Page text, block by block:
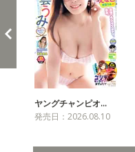
ヤングチャンピオ…
発売日：2026.08.10